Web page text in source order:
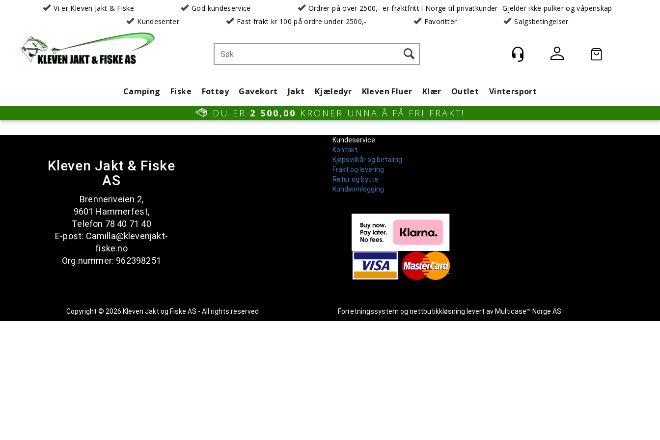
Vi er Kleven Jakt & Fiske God kundeservice
Ordrer på over 2500,- er fraktfritt i Norge til privatkunder- Gjelder ikke pulker og våpenskap
Kundesenter
Fast frakt kr 100 på ordre under 2500,- Favoritter Salgsbetingelser
Camping Fiske Fottøy Gavekort Jakt Kjæledyr Kleven Fluer Klær Outlet Vintersport
DU ER 2 500,00 KRONER UNNA Å FÅ FRI FRAKT!
Kleven Jakt & Fiske
AS
Brenneriveien 2,
9601 Hammerfest,
Telefon 78 40 71 40
E-post: Camilla@klevenjakt-
fiske.no
Org.nummer: 962398251
Kundeservice
Kontakt
Kjøpsvilkår og betaling
Frakt og levering
Retur og bytte
Kundeinnlogging
Copyright © 2026 Kleven Jakt og Fiske AS - All rights reserved Forretningssystem ognettbutikkløsning levert av Multicase™ Norge AS